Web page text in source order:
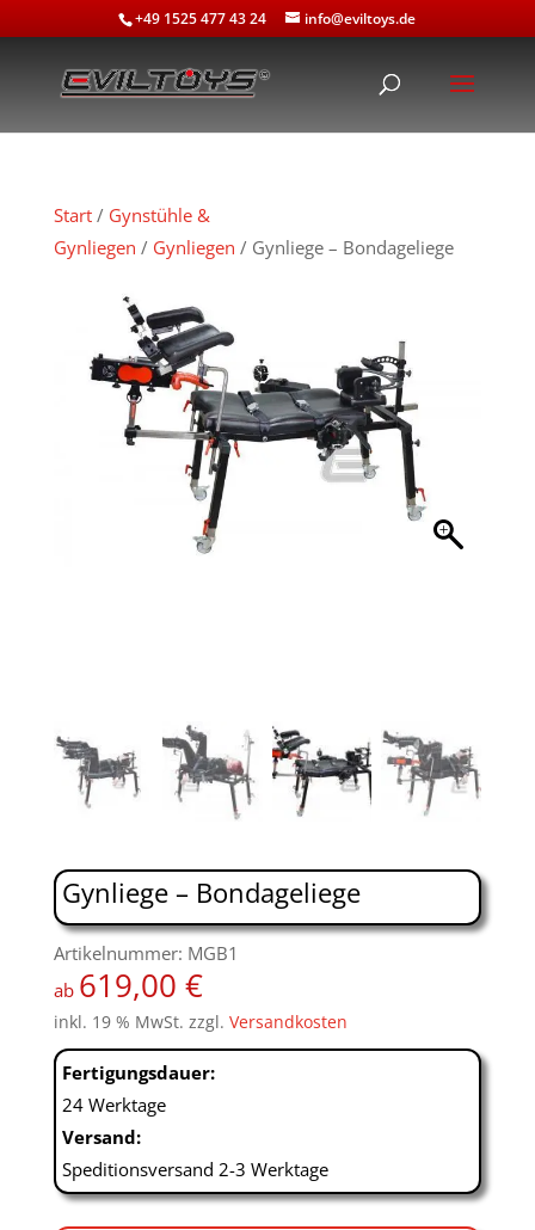
+49 1525 477 43 24 info@eviltoys.de
Start/ Gynstühle &
Gynliegen / Gynliegen / Gynliege – Bondageliege
Gynliege – Bondageliege
Artikelnummer: MGB1
ab 619,00 €
inkl. 19 % MwSt. zzgl. Versandkosten
Fertigungsdauer:
24 Werktage
Versand:
Speditionsversand 2-3 Werktage